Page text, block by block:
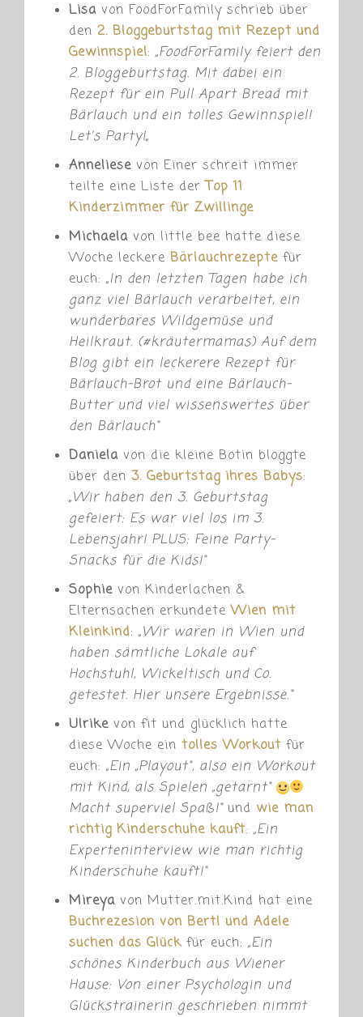
Lisa von FoodForFamily schrieb über
den 2. Bloggeburtstag mit Rezept und
Gewinnspiel:„FoodForFamily feiert den
2. Bloggeburtstag. Mit dabei ein
Rezept für ein Pull Apart Bread mit
Bärlauch und ein tolles Gewinnspiel!
Let’s Party!„
Anneliese von Einer schreit immer
teilte eine Liste derTop 11
Kinderzimmer für Zwillinge
Michaela von little bee hatte diese
Woche leckere Bärlauchrezepte für
euch:„In den letzten Tagen habe ich
ganz viel Bärlauch verarbeitet, ein
wunderbares Wildgemüse und
Heilkraut. (#kräutermamas) Auf dem
Blog gibt ein leckerere Rezept für
Bärlauch-Brot und eine Bärlauch-
Butter und viel wissenswertes über
den Bärlauch“
Daniela von die kleine Botin bloggte
über den 3. Geburtstag ihres Babys:
„Wir haben den 3. Geburtstag
gefeiert: Es war viel los im 3.
Lebensjahr! PLUS: Feine Party-
Snacks für die Kids!“
Sophie von Kinderlachen &
Elternsachen erkundeteWien mit
Kleinkind:„Wir waren in Wien und
haben sämtliche Lokale auf
Hochstuhl, Wickeltisch und Co.
getestet. Hier unsere Ergebnisse.“
Ulrike von fit und glücklich hatte
diese Woche ein tolles Workout für
euch:„Ein „Playout“, also ein Workout
mit Kind, als Spielen „getarnt“
Macht superviel Spaß!“ und wie man
richtig Kinderschuhe kauft: „Ein
Experteninterview wie man richtig
Kinderschuhe kauft!“
Mireya von Mutter.mit.Kind hat eine
Buchrezesion von Bertl und Adele
suchen das Glück für euch:„Ein
schönes Kinderbuch aus Wiener
Hause: Von einer Psychologin und
Glückstrainerin geschrieben nimmt